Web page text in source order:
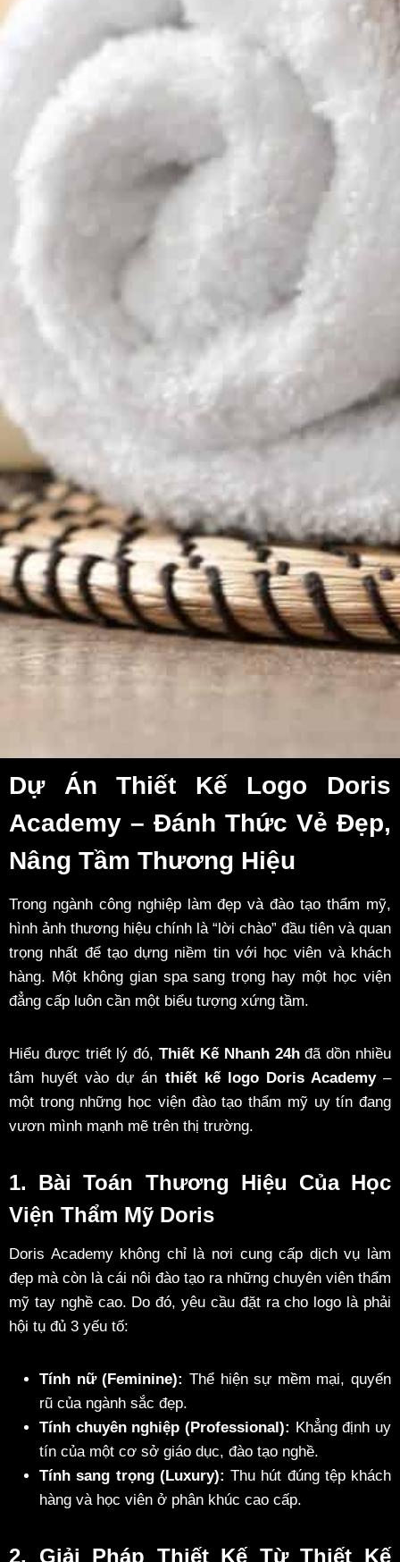
Dự Án Thiết Kế Logo Doris
Academy – Đánh Thức Vẻ Đẹp,
Nâng Tầm Thương Hiệu
Trong ngành công nghiệp làm đẹp và đào tạo thẩm mỹ,
hình ảnh thương hiệu chính là “lời chào” đầu tiên và quan
trọng nhất để tạo dựng niềm tin với học viên và khách
hàng. Một không gian spa sang trọng hay một học viện
đẳng cấp luôn cần một biểu tượng xứng tầm.
Hiểu được triết lý đó,Thiết Kế Nhanh 24hđã dồn nhiều
tâm huyết vào dự án thiết kế logo Doris Academy–
một trong những học viện đào tạo thẩm mỹ uy tín đang
vươn mình mạnh mẽ trên thị trường.
1. Bài Toán Thương Hiệu Của Học
Viện Thẩm Mỹ Doris
Doris Academy không chỉ là nơi cung cấp dịch vụ làm
đẹp mà còn là cái nôi đào tạo ra những chuyên viên thẩm
mỹ tay nghề cao. Do đó, yêu cầu đặt ra cho logo là phải
hội tụ đủ 3 yếu tố:
Tính nữ (Feminine): Thể hiện sự mềm mại, quyến
rũ của ngành sắc đẹp.
Tính chuyên nghiệp (Professional): Khẳng định uy
tín của một cơ sở giáo dục, đào tạo nghề.
Tính sang trọng (Luxury): Thu hút đúng tệp khách
hàng và học viên ở phân khúc cao cấp.
2. Giải Pháp Thiết Kế Từ Thiết Kế